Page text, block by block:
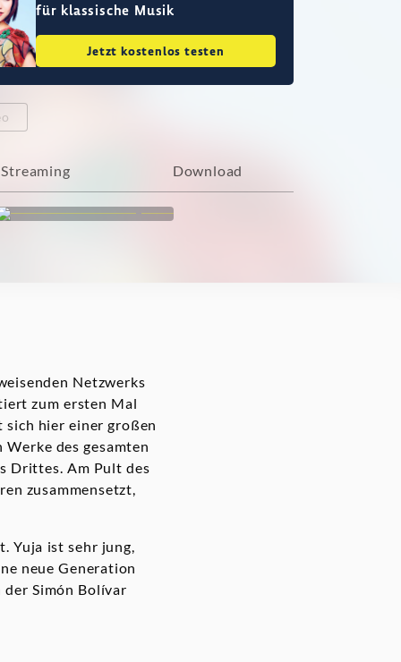
für klassische Musik
Jetzt kostenlos testen
Streaming Download
Netzwerks
zum ersten Mal
sich hier einer großen
des gesamten
Drittes. Am Pult des
zusammensetzt,
Yuja ist sehr jung,
neue Generation
Simón Bolívar